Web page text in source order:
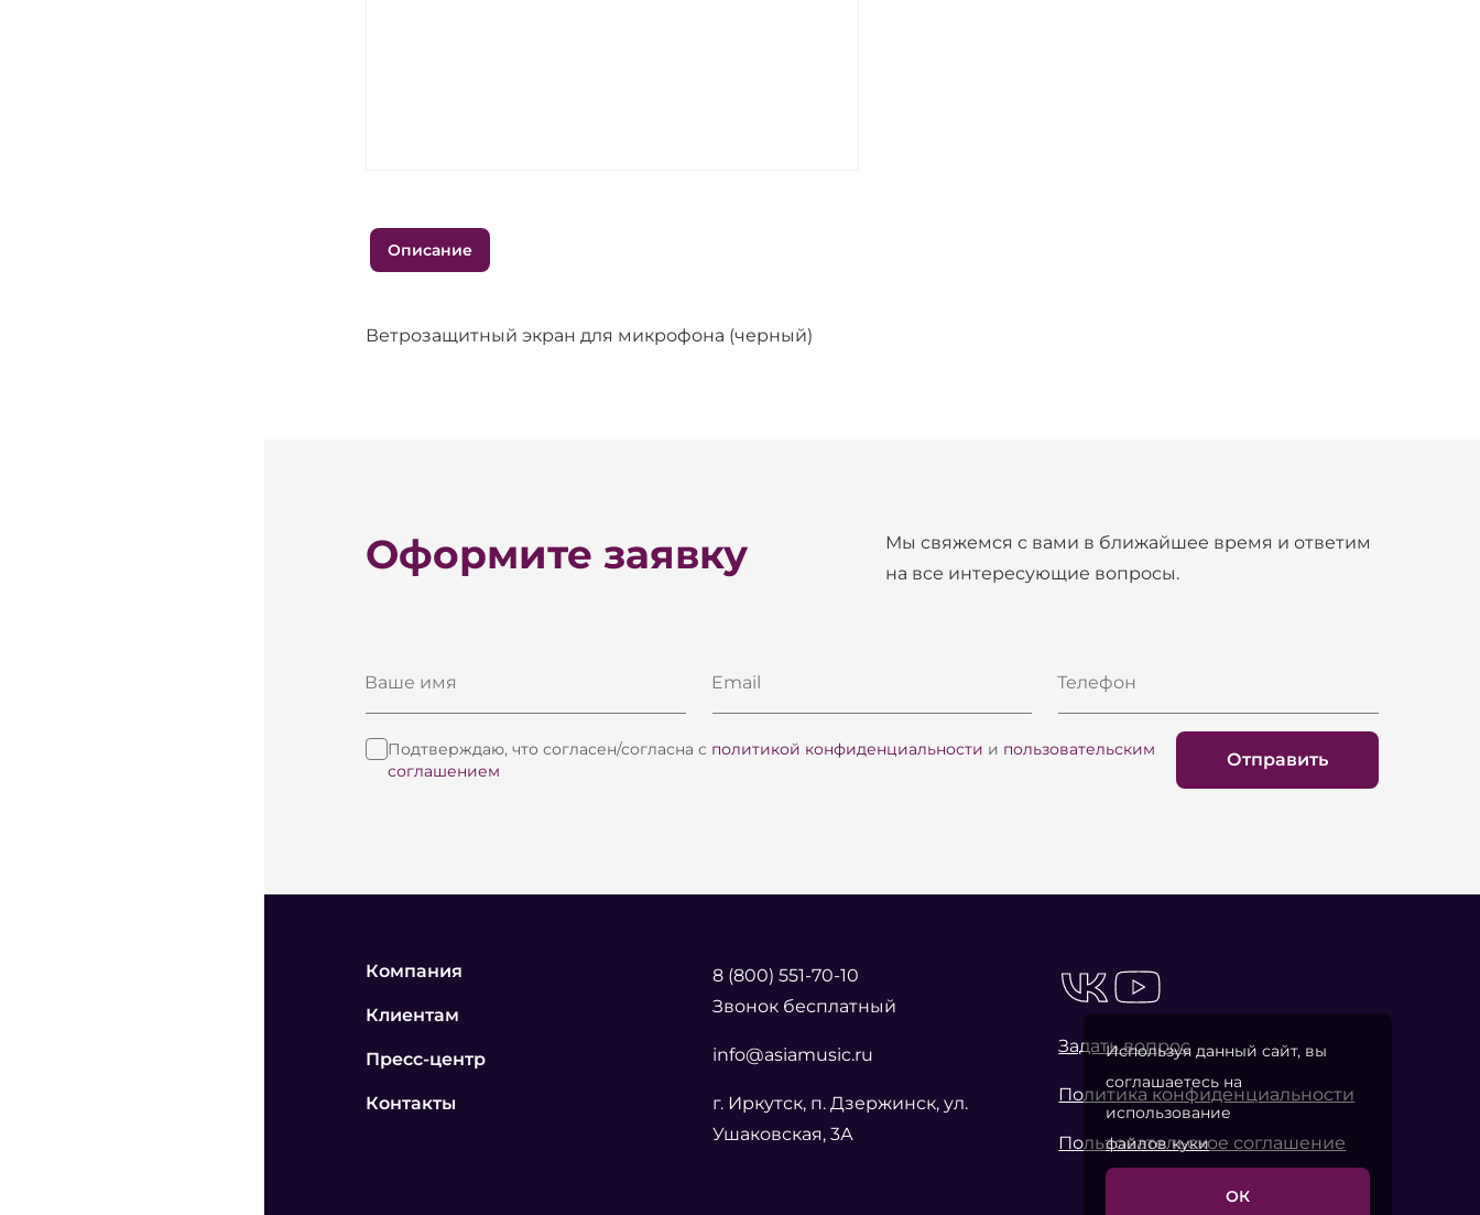
Описание
Ветрозащитный экран для микрофона (черный)
Оформите заявку
Мы свяжемся с вами в ближайшее время и ответим
на все интересующие вопросы.
Ваше имя Email Телефон
Подтверждаю, что согласен/согласна с политикой конфиденциальности и пользовательским
соглашением
Отправить
Компания
Клиентам
Пресс-центр
Контакты
8 (800) 551-70-10
Звонок бесплатный
info@asiamusic.ru
г. Иркутск, п. Дзержинск, ул.
Ушаковская, 3А
Задать вопрос
Политика конфиденциальности
Пользовательское соглашение
Используя данный сайт, вы
соглашаетесь на
использование
файлов куки
ОК